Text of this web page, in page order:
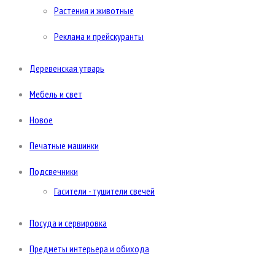
Растения и животные
Реклама и прейскуранты
Деревенская утварь
Мебель и свет
Новое
Печатные машинки
Подсвечники
Гасители - тушители свечей
Посуда и сервировка
Предметы интерьера и обихода